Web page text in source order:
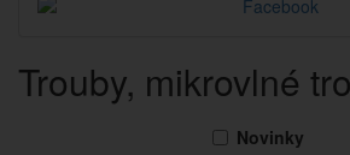
Trouby, mikrovlné
Novinky